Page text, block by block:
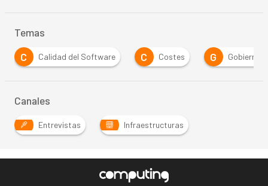
Temas
C
Costes G Gobierno S Seguridad S
Canales
Entrevistas Infraestructuras